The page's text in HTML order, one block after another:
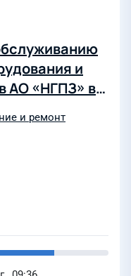
и
АО «НГПЗ» в
и ремонт